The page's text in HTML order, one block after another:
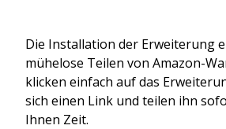
Die Installation der Erweiterung
mühelose Teilen von Amazon-
klicken einfach auf das
sich einen Link und teilen ihn
Ihnen Zeit.